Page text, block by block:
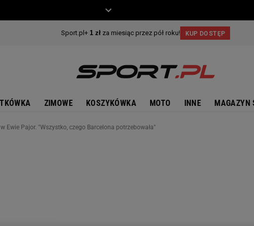
ZIMOWE KOSZYKÓWKA MOTO INNE MAGAZYN
Ewie Pajor. "Wszystko, czego Barcelona potrzebowała"